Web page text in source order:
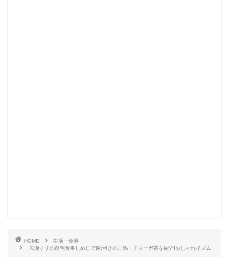
HOME
生活・食事
広瀬すずの自宅食事しめじで腸活!きのこ鍋・チャーガ茶を紹介!おしゃれイズム